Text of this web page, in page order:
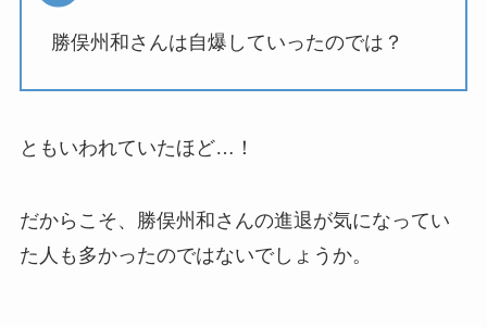
勝俣州和さんは自爆していったのでは？
ともいわれていたほど…！
だからこそ、勝俣州和さんの進退が気になってい
た人も多かったのではないでしょうか。